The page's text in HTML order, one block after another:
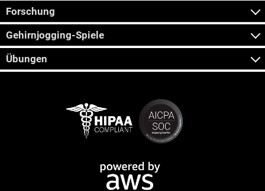
Forschung
Gehirnjogging-Spiele
Übungen